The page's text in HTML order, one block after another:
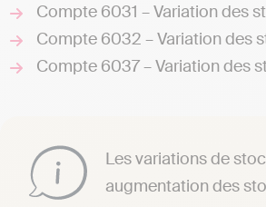
Compte 6031 – Variation des
Compte 6032 – Variation des
Compte 6037 – Variation des
Les variations de
augmentation des